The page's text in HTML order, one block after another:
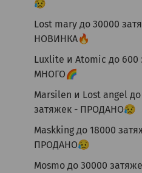
😥
Lost mary до 30000
НОВИНКА🔥
Luxlite и Atomic до 600
МНОГО🌈
Marsilen и Lost angel до
затяжек - ПРОДАНО😥
Maskking до 18000
ПРОДАНО😥
Mosmo до 30000